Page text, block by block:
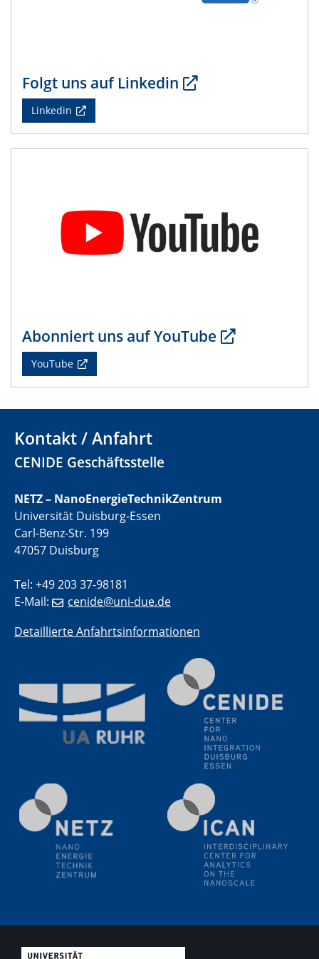
26.05.2025
Talk Prof. Jun Huang
Potential of Density-Potential Functional Theoretic
Models for Electrochemical Interfaces
Nanostructured metal-based catalysts for sustainable
conversion of plastic waste and biomass-derived
furfural
electrocatalysts
01.07.2025
GDCh Kolloquium
Colloquium IMPR SusMet
Closing metal loops sustainably - opportunities &
challenges for a successful circular economy
05.08.2025
Colloquia Series on Sustainable Metallurgy
Towards a Sustainable Future: EU Safe and Sustainable
by Design Framework and AI in Circular Economy
28.08.2025
2D-MATURE Seminar Series
04.09.2025
Electrochemical Tip-enhanced Raman spectroscopy---
methodology and its application for studying solid-
liquid interfaces
09.09.2025
Colloquium IMPR SusMet
It's all about transitions - dealing sustainably and
technologies
09.09.2025
Colloquium IMPR SusMet
It's all about transitions - dealing sustainably and
reliably with critical metal oxides in simulations and
09.09.2025
It's all about transitions - dealing sustainably and
Folgt uns auf Linkedin
Linkedin
Abonniert uns auf YouTube
YouTube
Kontakt / Anfahrt
CENIDE Geschäftsstelle
NETZ – NanoEnergieTechnikZentrum
Universität Duisburg-Essen
Carl-Benz-Str. 199
47057 Duisburg
Tel: +49 203 37-98181
E-Mail:
cenide@uni-due.de
Detaillierte Anfahrtsinformationen